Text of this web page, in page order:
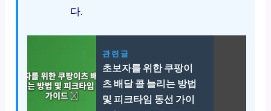
다.
관련글
초보자를 위한 쿠팡이
츠 배달 콜 늘리는 방법
및 피크타임 동선 가이